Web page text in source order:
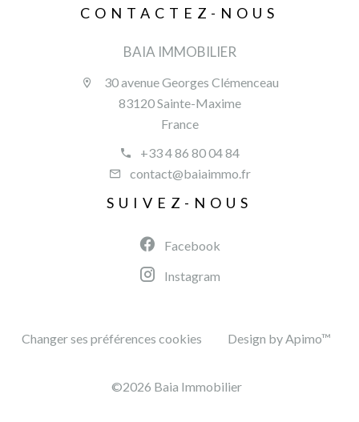
CONTACTEZ-NOUS
BAIA IMMOBILIER
30 avenue Georges Clémenceau
83120 Sainte-Maxime
France
+33 4 86 80 04 84
contact@baiaimmo.fr
SUIVEZ-NOUS
Facebook
Instagram
Changer ses préférences cookies Design byApimo™
©2026 Baia Immobilier